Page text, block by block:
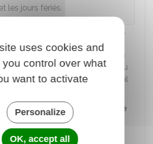
les jours fériés.
durent plus de 21 jours ,
refuse d'accorder au
de loyer proportionnelle à la
le locataire peut faire appel au
de la protectiondu tribunal
ou leurs conditions de
un caractèreabusif ou
sont pas conformes
uses cookies and
you control over what
want to activate
Personalize
OK, accept all